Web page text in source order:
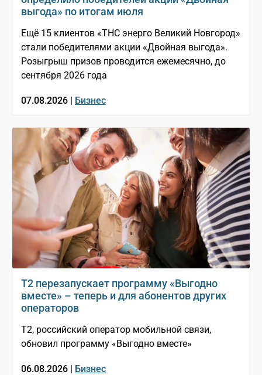
выгода» по итогам июля
Ещё 15 клиентов «ТНС энерго Великий Новгород»
стали победителями акции «Двойная выгода».
Розыгрыш призов проводится ежемесячно, до
сентября 2026 года
07.08.2026 | Бизнес
Т2 перезапускает программу «Выгодно
вместе» – теперь и для абонентов других
операторов
T2, российский оператор мобильной связи,
обновил программу «Выгодно вместе»
06.08.2026 | Бизнес